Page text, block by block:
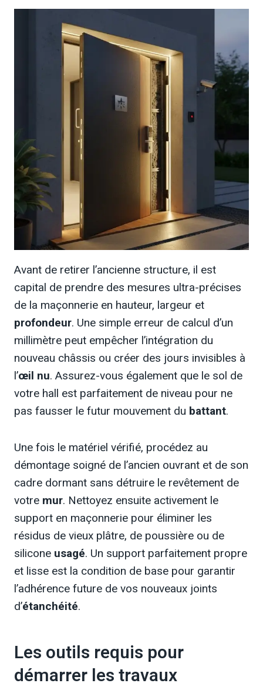
Avant de retirer l’ancienne structure, il est
capital de prendre des mesures ultra-précises
de la maçonnerie en hauteur, largeur et
profondeur. Une simple erreur de calcul d’un
millimètre peut empêcher l’intégration du
nouveau châssis ou créer des jours invisibles à
l’œil nu. Assurez-vous également que le sol de
votre hall est parfaitement de niveau pour ne
pas fausser le futur mouvement du battant.
Une fois le matériel vérifié, procédez au
démontage soigné de l’ancien ouvrant et de son
cadre dormant sans détruire le revêtement de
votre mur. Nettoyez ensuite activement le
support en maçonnerie pour éliminer les
résidus de vieux plâtre, de poussière ou de
silicone usagé. Un support parfaitement propre
et lisse est la condition de base pour garantir
l’adhérence future de vos nouveaux joints
d’étanchéité.
Les outils requis pour
démarrer les travaux